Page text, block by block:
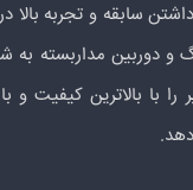
سابقه و تجربه بالا
دوربین مداربسته به
با بالاترین کیفیت و